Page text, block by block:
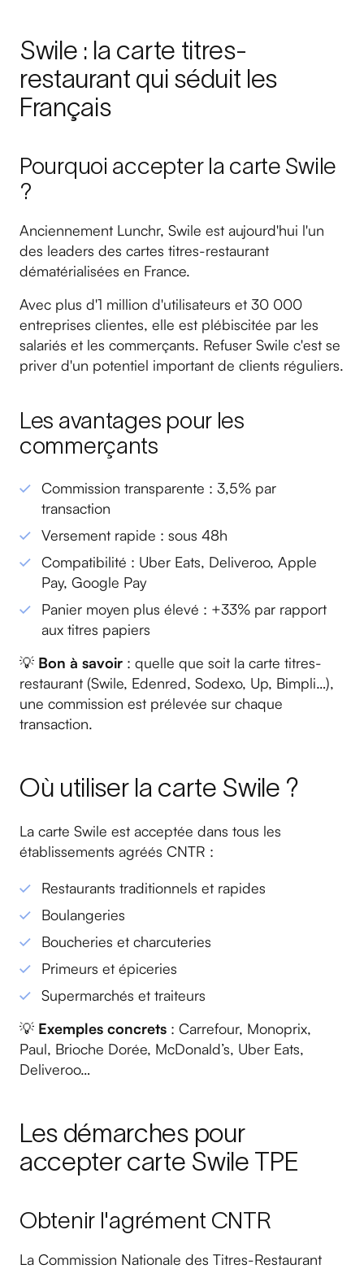
Swile : la carte titres-
restaurant qui séduit les
Français
Pourquoi accepter la carte Swile
?
Anciennement Lunchr, Swile est aujourd'hui l'un
des leaders des cartes titres-restaurant
dématérialisées en France.
Avec plus d'1 million d'utilisateurs et 30 000
entreprises clientes, elle est plébiscitée par les
salariés et les commerçants. Refuser Swile c'est se
priver d'un potentiel important de clients réguliers.
Les avantages pour les
commerçants
Commission transparente : 3,5% par
transaction
Versement rapide : sous 48h
Compatibilité : Uber Eats, Deliveroo, Apple
Pay, Google Pay
Panier moyen plus élevé : +33% par rapport
aux titres papiers
💡 Bon à savoir : quelle que soit la carte titres-
restaurant (Swile, Edenred, Sodexo, Up, Bimpli…),
une commission est prélevée sur chaque
transaction.
Où utiliser la carte Swile ?
La carte Swile est acceptée dans tous les
établissements agréés CNTR :
Restaurants traditionnels et rapides
Boulangeries
Boucheries et charcuteries
Primeurs et épiceries
Supermarchés et traiteurs
💡 Exemples concrets : Carrefour, Monoprix,
Paul, Brioche Dorée, McDonald’s, Uber Eats,
Deliveroo…
Les démarches pour
accepter carte Swile TPE
Obtenir l'agrément CNTR
La Commission Nationale des Titres-Restaurant